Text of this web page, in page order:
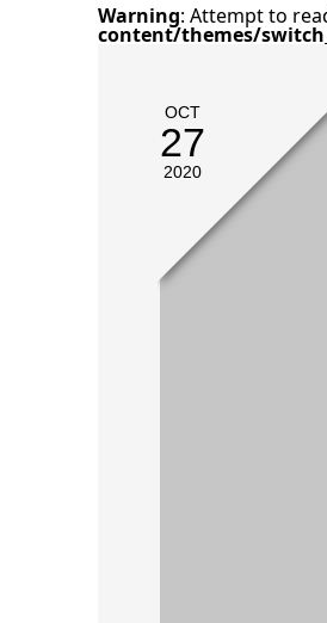
Warning: Attempt to
content/themes/
OCT
27
2020